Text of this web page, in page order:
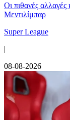
Οι πιθανές
Μεντιλίμπαρ
Super League
|
08-08-2026